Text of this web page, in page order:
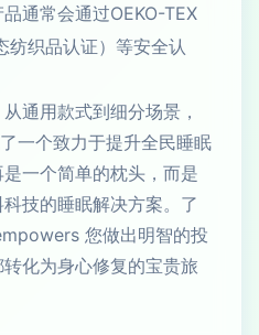
品通常会通过OEKO-TEX
织品认证）等安全认
通用款式到细分场景，
一个致力于提升全民睡眠
一个简单的枕头，而是
技的睡眠解决方案。了
您做出明智的投
化为身心修复的宝贵旅